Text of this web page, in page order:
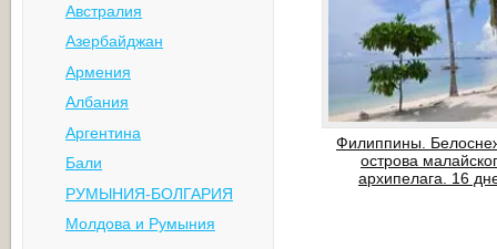
Австралия
Азербайджан
Армения
Албания
Аргентина
Бали
РУМЫНИЯ-БОЛГАРИЯ
Молдова и Румыния
Филиппины.
острова
архипелага. 16